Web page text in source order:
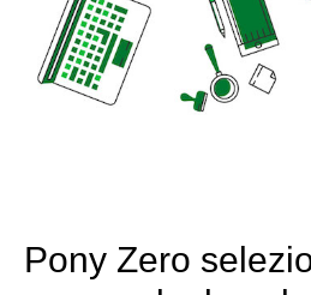
Pony Zero